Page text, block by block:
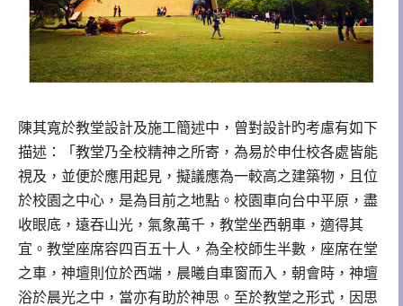
陳其寬於教堂設計及施工簡述中，曾對設計旳考慮有如下
描述：「教堂乃全校精神之所寄，為易於申仕校各處皆能
視及，並便於應用起見，擬議應為一較高之建築物，且位
於校園之中心，是為目前之地點。校園車向台中平原，盡
收眼底，遠吞山光，氣象萬千，教堂坐西朝車，適得其
宜。教堂座席容四百五十人，為全校師生半數，座席在堂
之車，神壇則位於西端，晨曦自車窗而入，朝會時，神壇
浴於晨光之中，當亦有助於神思。至於教堂之形式，因思